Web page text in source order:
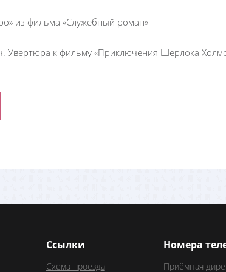
из фильма «Служебный роман»
Увертюра к фильму «Приключения Шерлока
Номера
Приёмная
Ссылки
Схема проезда